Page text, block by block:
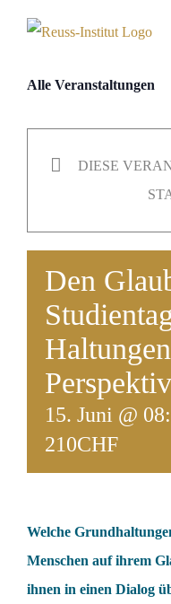
Alle Veranstaltungen
DIESE
Den
15. Juni @
210CHF
Welche
Menschen auf ihrem
ihnen in einen Dialog